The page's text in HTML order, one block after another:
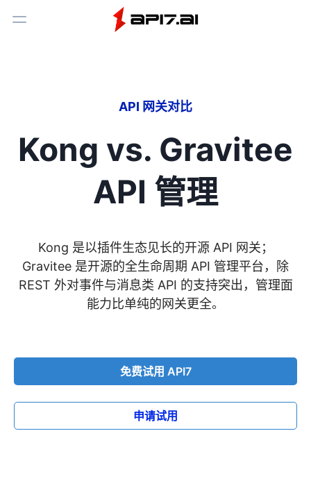
Toggle Menu
API 网关对比
Kong vs. Gravitee
API 管理
Kong 是以插件生态见长的开源 API 网关；
Gravitee 是开源的全生命周期 API 管理平台，除
REST 外对事件与消息类 API 的支持突出，管理面
能力比单纯的网关更全。
免费试用 API7
申请试用